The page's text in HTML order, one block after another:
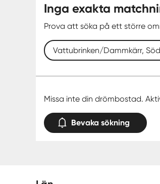
Inga exakta
Prova att söka på ett större
Vattubrinken/Dammkärr,
Missa inte din drömbostad.
Bevaka sökning